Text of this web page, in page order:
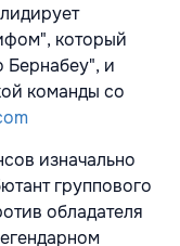
который
Бернабеу", и
команды со
изначально
группового
обладателя